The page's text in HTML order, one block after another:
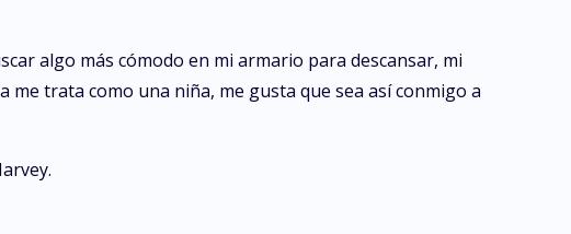
algo más cómodo en mi armario para descansar, mi
trata como una niña, me gusta que sea así conmigo a